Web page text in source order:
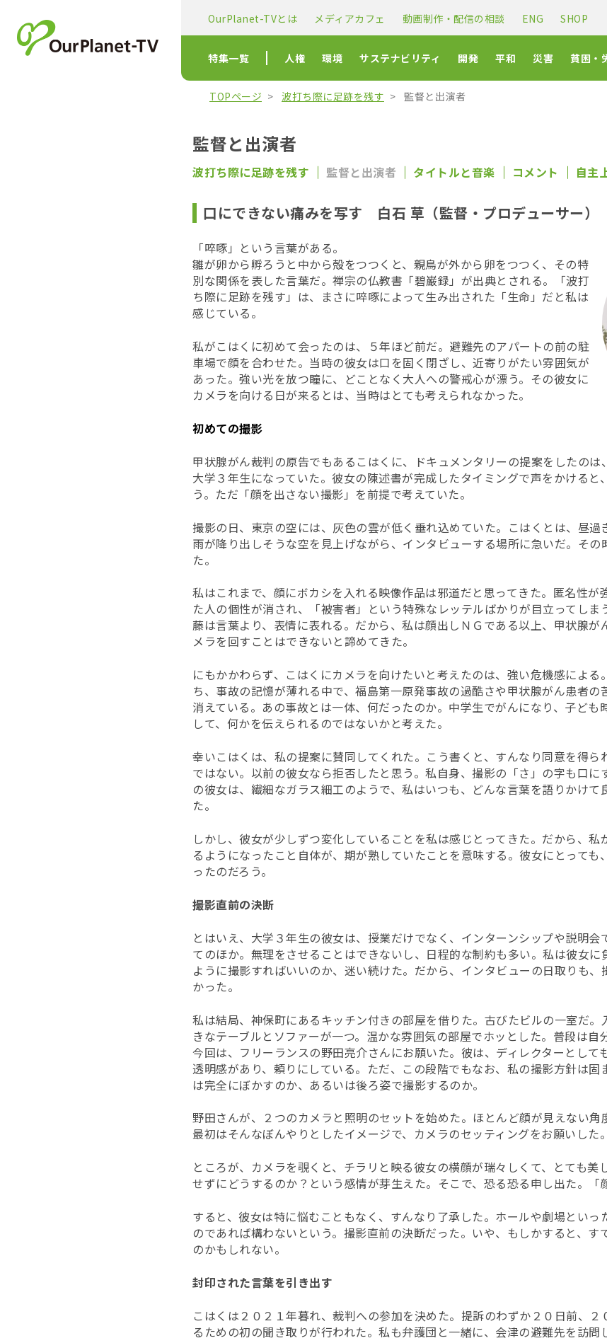
OurPlanet-TVとは メディアカフェ 動画制作・配信の相談 ENG SHOP
特集一覧 人権 環境 サステナビリティ 開発 平和 災害 貧困・
TOPページ 波打ち際に足跡を残す 監督と出演者
監督と出演者
波打ち際に足跡を残す 監督と出演者 タイトルと音楽 コメント 自主
口にできない痛みを写す 白石 草（監督・プロデューサー）
「啐啄」という言葉がある。
雛が卵から孵ろうと中から殻をつつくと、親鳥が外から卵をつつく、その特
別な関係を表した言葉だ。禅宗の仏教書「碧巌録」が出典とされる。「波打
ち際に足跡を残す」は、まさに啐啄によって生み出された「生命」だと私は
感じている。
私がこはくに初めて会ったのは、５年ほど前だ。避難先のアパートの前の駐
車場で顔を合わせた。当時の彼女は口を固く閉ざし、近寄りがたい雰囲気が
あった。強い光を放つ瞳に、どことなく大人への警戒心が漂う。その彼女に
カメラを向ける日が来るとは、当時はとても考えられなかった。
初めての撮影
甲状腺がん裁判の原告でもあるこはくに、ドキュメンタリーの提案をしたの
大学３年生になっていた。彼女の陳述書が完成したタイミングで声をかけると
う。ただ「顔を出さない撮影」を前提で考えていた。
撮影の日、東京の空には、灰色の雲が低く垂れ込めていた。こはくとは、昼過
雨が降り出しそうな空を見上げながら、インタビューする場所に急いだ。その
た。
私はこれまで、顔にボカシを入れる映像作品は邪道だと思ってきた。匿名性が
た人の個性が消され、「被害者」という特殊なレッテルばかりが目立ってしま
藤は言葉より、表情に表れる。だから、私は顔出しＮＧである以上、甲状腺が
メラを回すことはできないと諦めてきた。
にもかかわらず、こはくにカメラを向けたいと考えたのは、強い危機感による
ち、事故の記憶が薄れる中で、福島第一原発事故の過酷さや甲状腺がん患者の
消えている。あの事故とは一体、何だったのか。中学生でがんになり、子ども
して、何かを伝えられるのではないかと考えた。
幸いこはくは、私の提案に賛同してくれた。こう書くと、すんなり同意を得ら
ではない。以前の彼女なら拒否したと思う。私自身、撮影の「さ」の字も口
の彼女は、繊細なガラス細工のようで、私はいつも、どんな言葉を語りかけて
た。
しかし、彼女が少しずつ変化していることを私は感じとってきた。だから、私
るようになったこと自体が、期が熟していたことを意味する。彼女にとっても
ったのだろう。
撮影直前の決断
とはいえ、大学３年生の彼女は、授業だけでなく、インターンシップや説明会
てのほか。無理をさせることはできないし、日程的な制約も多い。私は彼女
ように撮影すればいいのか、迷い続けた。だから、インタビューの日取りも
かった。
私は結局、神保町にあるキッチン付きの部屋を借りた。古びたビルの一室だ。
きなテーブルとソファーが一つ。温かな雰囲気の部屋でホッとした。普段は自
今回は、フリーランスの野田亮介さんにお願いた。彼は、ディレクターとして
透明感があり、頼りにしている。ただ、この段階でもなお、私の撮影方針は固
は完全にぼかすのか、あるいは後ろ姿で撮影するのか。
野田さんが、２つのカメラと照明のセットを始めた。ほとんど顔が見えない角
最初はそんなぼんやりとしたイメージで、カメラのセッティングをお願いした。
ところが、カメラを覗くと、チラリと映る彼女の横顔が瑞々しくて、とても美
せずにどうするのか？という感情が芽生えた。そこで、恐る恐る申し出た。「
すると、彼女は特に悩むこともなく、すんなり了承した。ホールや劇場といっ
のであれば構わないという。撮影直前の決断だった。いや、もしかすると、す
のかもしれない。
封印された言葉を引き出す
こはくは２０２１年暮れ、裁判への参加を決めた。提訴のわずか２０日前、
るための初の聞き取りが行われた。私も弁護団と一緒に、会津の避難先を訪問